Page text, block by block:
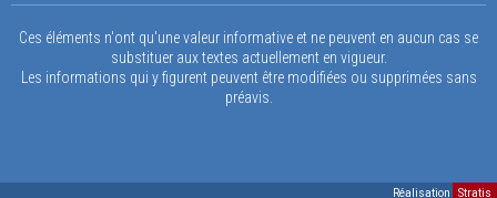
Ces éléments n'ont qu'une valeur informative et ne peuvent en aucun cas se
substituer aux textes actuellement en vigueur.
Les informations qui y figurent peuvent être modifiées ou supprimées sans
préavis.
Réalisation Stratis